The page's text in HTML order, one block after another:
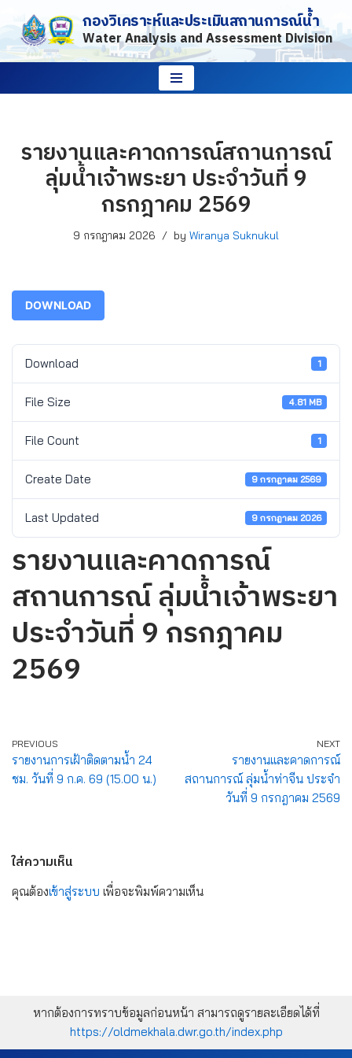
Skip
to
กองวิเคราะห์และประเมินสถานการณ์น้ำ
Water Analysis and Assessment Division
รายงานและคาดการณ์สถานการณ์
ลุ่มน้ำเจ้าพระยา ประจำวันที่ 9
กรกฎาคม 2569
9 กรกฎาคม 2026 by Wiranya Suknukul
DOWNLOAD
Download 1
File Size 4.81 MB
File Count 1
Create Date 9 กรกฎาคม 2569
Last Updated 9 กรกฎาคม 2026
รายงานและคาดการณ์
สถานการณ์ ลุ่มน้ำเจ้าพระยา
ประจำวันที่ 9 กรกฎาคม
2569
PREVIOUS
รายงานการเฝ้าติดตามน้ำ 24
ชม. วันที่ 9 ก.ค. 69 (15.00 น.)
NEXT
รายงานและคาดการณ์
สถานการณ์ ลุ่มน้ำท่าจีน ประจำ
วันที่ 9 กรกฎาคม 2569
ใส่ความเห็น
คุณต้องเข้าสู่ระบบ เพื่อจะพิมพ์ความเห็น
หากต้องการทราบข้อมูลก่อนหน้า สามารถดูรายละเอียดได้ที่
https://oldmekhala.dwr.go.th/index.php